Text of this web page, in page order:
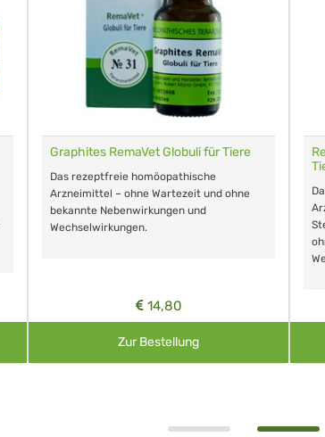
Graphites RemaVet Globuli für Tiere
Das rezeptfreie homöopathische
Arzneimittel – ohne Wartezeit und ohne
bekannte Nebenwirkungen und
Wechselwirkungen.
14,80
Zur Bestellung